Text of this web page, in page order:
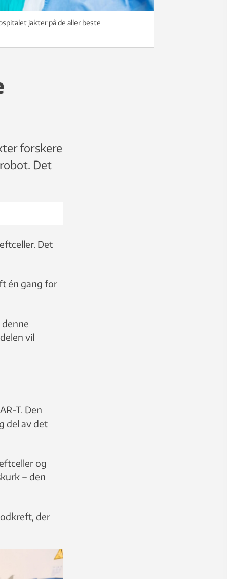
jakter på de aller beste
forskere
Det
Det
én gang for
denne
vil
T. Den
del av det
og
– den
der